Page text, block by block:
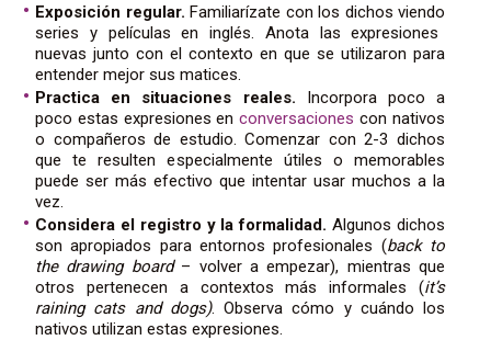
Exposición regular. Familiarízate con los dichos viendo
series y películas en inglés. Anota las expresiones
nuevas junto con el contexto en que se utilizaron para
entender mejor sus matices.
Practica en situaciones reales. Incorpora poco a
poco estas expresiones en conversaciones con nativos
o compañeros de estudio. Comenzar con 2-3 dichos
que te resulten especialmente útiles o memorables
puede ser más efectivo que intentar usar muchos a la
vez.
Considera el registro y la formalidad. Algunos dichos
son apropiados para entornos profesionales (back to
the drawing board– volver a empezar), mientras que
otros pertenecen a contextos más informales (it’s
raining cats and dogs). Observa cómo y cuándo los
nativos utilizan estas expresiones.